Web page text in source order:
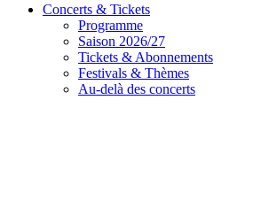
Concerts & Tickets
Programme
Saison 2026/27
Tickets & Abonnements
Festivals & Thèmes
Au-delà des concerts